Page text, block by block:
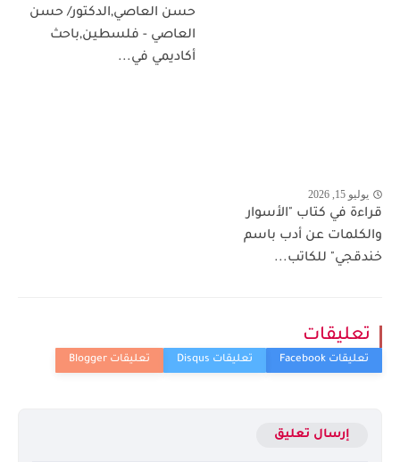
حسن العاصي,الدكتور/ حسن
العاصي - فلسطين,باحث
أكاديمي في...
يوليو 15, 2026
قراءة في كتاب "الأسوار
والكلمات عن أدب باسم
خندقجي" للكاتب...
تعليقات
إرسال تعليق